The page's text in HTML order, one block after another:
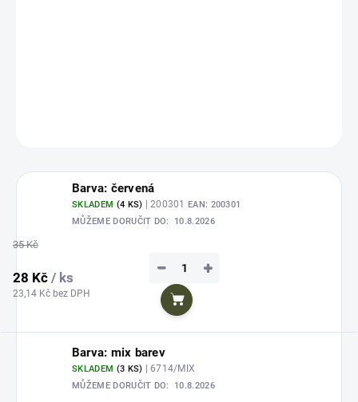
Barva: červená
SKLADEM (4 KS) | 200301 EAN: 200301
MŮŽEME DORUČIT DO:
10.8.2026
35 Kč
28 Kč / ks
23,14 Kč bez DPH
+
−
Do košíku
Barva: mix barev
SKLADEM (3 KS) | 6714/MIX
MŮŽEME DORUČIT DO: 10.8.2026